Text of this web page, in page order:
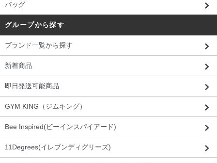
バッグ
グループから探す
ブランド一覧から探す
新着商品
即日発送可能商品
GYM KING（ジムキング）
Bee Inspired(ビーインスパイアード)
11Degrees(イレブンディグリーズ)